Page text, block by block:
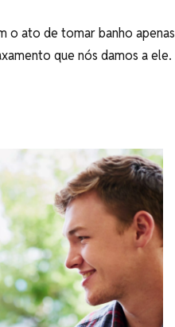
o ato de tomar banho apenas
que nós damos a ele.